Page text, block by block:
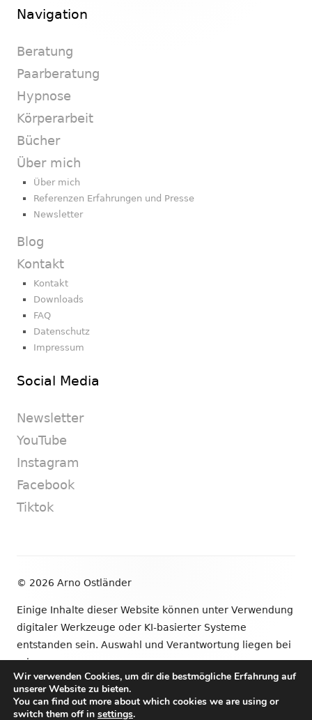
Navigation
Beratung
Paarberatung
Hypnose
Körperarbeit
Bücher
Über mich
Über mich
Referenzen Erfahrungen und Presse
Newsletter
Blog
Kontakt
Kontakt
Downloads
FAQ
Datenschutz
Impressum
Social Media
Newsletter
YouTube
Instagram
Facebook
Tiktok
© 2026 Arno Ostländer
Einige Inhalte dieser Website können unter Verwendung
digitaler Werkzeuge oder KI-basierter Systeme
entstanden sein. Auswahl und Verantwortung liegen bei
mir.
•VerwendetTiny Framework
Wir verwenden Cookies, um dir die bestmögliche Erfahrung auf
unserer Website zu bieten.
You can find out more about which cookies we are using or
switch them off in settings.